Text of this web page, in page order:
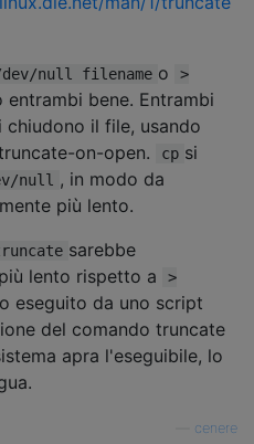
null filename o
>
entrambi bene. Entrambi
chiudono il file, usando
on-open.
cp si
null
, in modo da
più lento.
sarebbe
lento rispetto a
>
eseguito da uno script
del comando truncate
apra l'eseguibile, lo
cenere